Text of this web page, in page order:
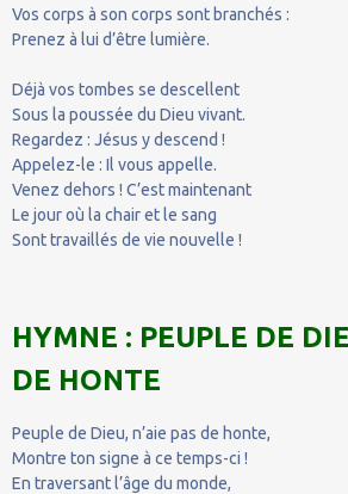
Vos corps à son corps sont branchés :
Prenez à lui d’être lumière.
Déjà vos tombes se descellent
Sous la poussée du Dieu vivant.
Regardez : Jésus y descend !
Appelez-le : Il vous appelle.
Venez dehors ! C’est maintenant
Le jour où la chair et le sang
Sont travaillés de vie nouvelle !
HYMNE : PEUPLE DE
DE HONTE
Peuple de Dieu, n’aie pas de honte,
Montre ton signe à ce temps-ci !
En traversant l’âge du monde,